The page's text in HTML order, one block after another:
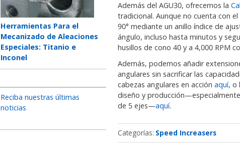
Teaser
title
Herramientas Para el
Mecanizado de Aleaciones
Especiales: Titanio e
Inconel
Reciba nuestras últimas
noticias
Además del AGU30, ofrecemos la
tradicional. Aunque no cuenta con
90° mediante un anillo índice de
ángulo, incluso hasta minutos y
husillos de cono 40 y a 4,000 RPM
Además, podemos añadir
angulares sin sacrificar las
cabezas angulares en acción aquí, o
diseño y
de 5 ejes—aquí.
Categorías Speed Increasers